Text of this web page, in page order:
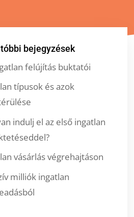
bejegyzések
felújítás buktatói
típusok és azok
indulj el az első ingatlan
vásárlás végrehajtáson
milliók ingatlan